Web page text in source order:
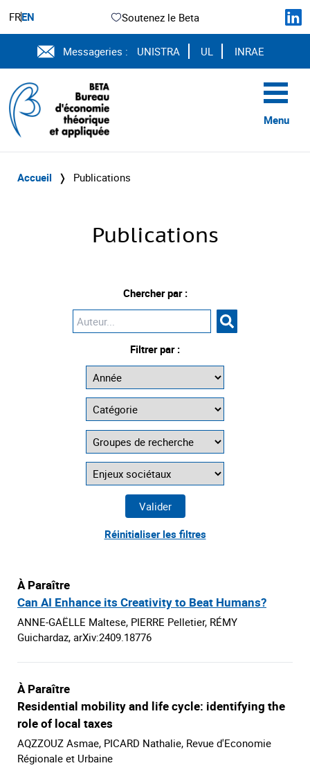
FREN Soutenez le Beta
Messageries : UNISTRA UL INRAE
Menu
Accueil ❭ Publications
Publications
Chercher par :
Filtrer par :
Réinitialiser les filtres
À Paraître
Can AI Enhance its Creativity to Beat Humans?
ANNE-GAËLLE Maltese, PIERRE Pelletier, RÉMY
Guichardaz, arXiv:2409.18776
À Paraître
Residential mobility and life cycle: identifying the
role of local taxes
AQZZOUZ Asmae, PICARD Nathalie, Revue d'Economie
Régionale et Urbaine